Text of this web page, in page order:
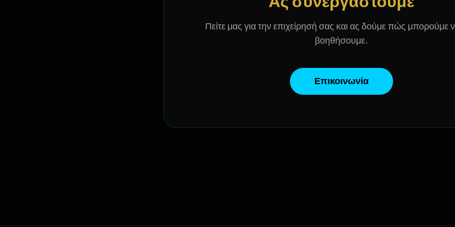
Πείτε μας για την επιχείρησή σας και ας δούμε πώς μπορούμε
βοηθήσουμε.
Επικοινωνία